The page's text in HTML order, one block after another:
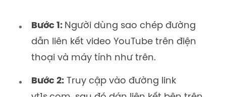
Bước 1: Người dùng sao chép đường
dẫn liên kết video YouTube trên điện
thoại và máy tính như trên.
Bước 2: Truy cập vào đường link